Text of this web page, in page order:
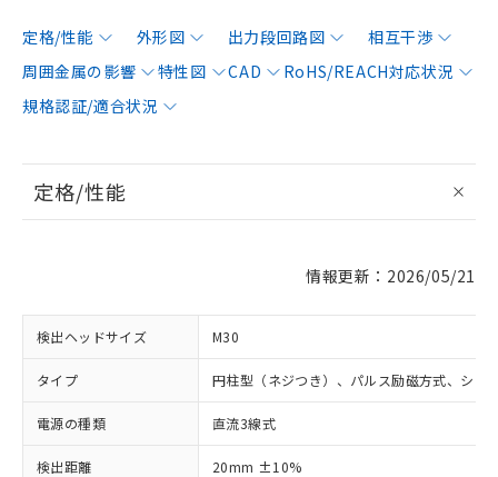
定格/性能 外形図 出力段回路図
相互干渉
周囲金属の影響
特性図 CAD
RoHS/REACH対応状況
規格認証/適合状況
定格/性能
情報更新：2026/05/21
検出ヘッドサイズ M30
タイプ 円柱型（ネジつき）、パルス励磁方式、シー
電源の種類 直流3線式
検出距離 20mm ±10%